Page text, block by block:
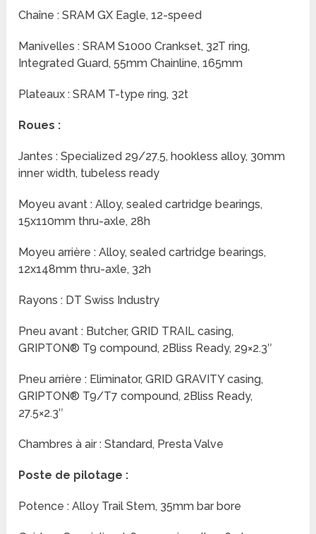
Chaîne : SRAM GX Eagle, 12-speed
Manivelles : SRAM S1000 Crankset, 32T ring,
Integrated Guard, 55mm Chainline, 165mm
Plateaux : SRAM T-type ring, 32t
Roues :
Jantes : Specialized 29/27.5, hookless alloy, 30mm
inner width, tubeless ready
Moyeu avant : Alloy, sealed cartridge bearings,
15x110mm thru-axle, 28h
Moyeu arrière : Alloy, sealed cartridge bearings,
12x148mm thru-axle, 32h
Rayons : DT Swiss Industry
Pneu avant : Butcher, GRID TRAIL casing,
GRIPTON® T9 compound, 2Bliss Ready, 29×2.3″
Pneu arrière : Eliminator, GRID GRAVITY casing,
GRIPTON® T9/T7 compound, 2Bliss Ready,
27.5×2.3″
Chambres à air : Standard, Presta Valve
Poste de pilotage :
Potence : Alloy Trail Stem, 35mm bar bore